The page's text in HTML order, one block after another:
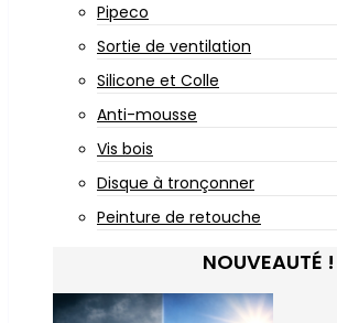
Pipeco
Sortie de ventilation
Silicone et Colle
Anti-mousse
Vis bois
Disque à tronçonner
Peinture de retouche
NOUVEAUTÉ !